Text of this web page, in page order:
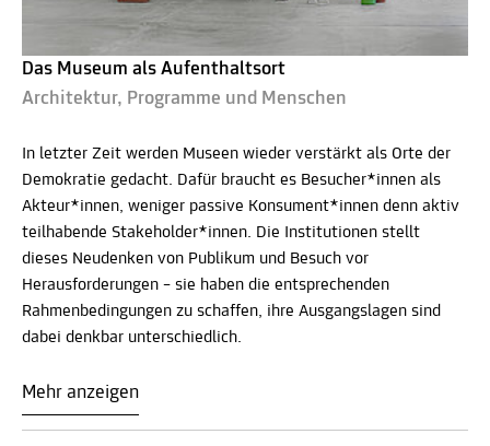
Das Museum als Aufenthaltsort
Architektur, Programme und Menschen
In letzter Zeit werden Museen wieder verstärkt als Orte der
Demokratie gedacht. Dafür braucht es Besucher*innen als
Akteur*innen, weniger passive Konsument*innen denn aktiv
teilhabende Stakeholder*innen. Die Institutionen stellt
dieses Neudenken von Publikum und Besuch vor
Herausforderungen – sie haben die entsprechenden
Rahmenbedingungen zu schaffen, ihre Ausgangslagen sind
dabei denkbar unterschiedlich.
Mehr anzeigen